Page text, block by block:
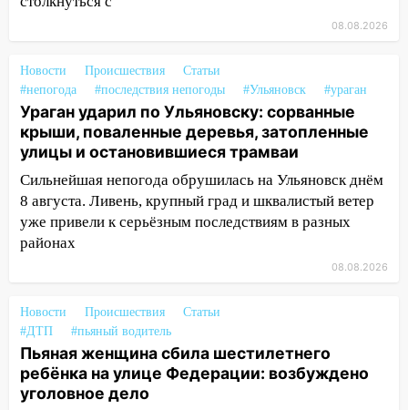
14:16 Шторм продолжает ломать город:
14:14
Студента из Ульяновска обманули
мошенники под видом преподавателя
14:12 Куда жаловаться ульяновцам на
упавшее дерево или затопленную улицу
после непогоды
13:59 В Новом городе ураганным
ветром сорвало опалубку со
строящегося дома
как устраняют последствия мощного
шторма
13:49 Стихия продолжает крушить
Ульяновск: дерево рухнуло на дом на
Орджоникидзе
08.08.2026
Новости Происшествия
Статьи
#непогода
#последствия непогоды #Ульяновск #ураган
Ураган ударил по Ульяновску: сорванные
крыши, поваленные деревья, затопленные
улицы и остановившиеся трамваи
Сильнейшая непогода обрушилась на Ульяновск днём
8 августа. Ливень, крупный град и шквалистый ветер
уже привели к серьёзным последствиям в разных
районах
08.08.2026
Новости Происшествия
Статьи
#ДТП
#пьяный водитель
Пьяная женщина сбила шестилетнего
ребёнка на улице Федерации: возбуждено
уголовное дело